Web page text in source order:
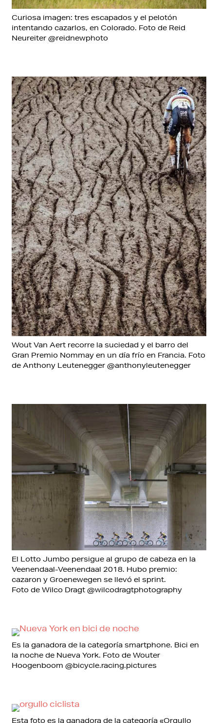
Curiosa imagen: tres escapados y el pelotón
intentando cazarlos, en Colorado. Foto de Reid
Neureiter @reidnewphoto
Wout Van Aert recorre la suciedad y el barro del
Gran Premio Nommay en un día frío en Francia. Foto
de Anthony Leutenegger @anthonyleutenegger
El Lotto Jumbo persigue al grupo de cabeza en la
Veenendaal-Veenendaal 2018. Hubo premio:
cazaron y Groenewegen se llevó el sprint.
Foto de Wilco Dragt @wilcodragtphotography
Es la ganadora de la categoría smartphone. Bici en
la noche de Nueva York. Foto de Wouter
Hoogenboom @bicycle.racing.pictures
Esta foto es la ganadora de la categoría «Orgullo